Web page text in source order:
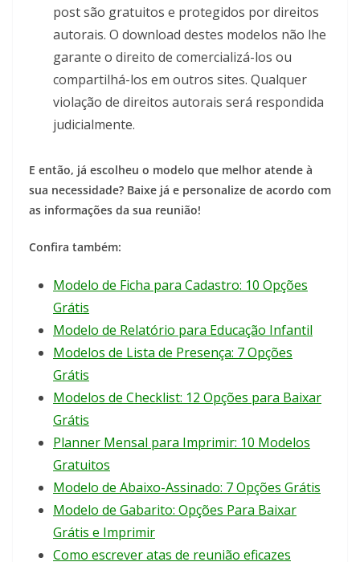
post são gratuitos e protegidos por direitos
autorais. O download destes modelos não lhe
garante o direito de comercializá-los ou
compartilhá-los em outros sites. Qualquer
violação de direitos autorais será respondida
judicialmente.
E então, já escolheu o modelo que melhor atende à
sua necessidade? Baixe já e personalize de acordo com
as informações da sua reunião!
Confira também:
Modelo de Ficha para Cadastro: 10 Opções
Grátis
Modelo de Relatório para Educação Infantil
Modelos de Lista de Presença: 7 Opções
Grátis
Modelos de Checklist: 12 Opções para Baixar
Grátis
Planner Mensal para Imprimir: 10 Modelos
Gratuitos
Modelo de Abaixo-Assinado: 7 Opções Grátis
Modelo de Gabarito: Opções Para Baixar
Grátis e Imprimir
Como escrever atas de reunião eficazes